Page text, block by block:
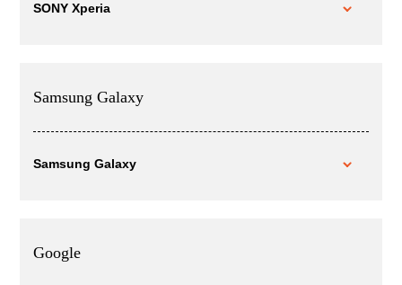
SONY Xperia
Samsung Galaxy
Samsung Galaxy
Google